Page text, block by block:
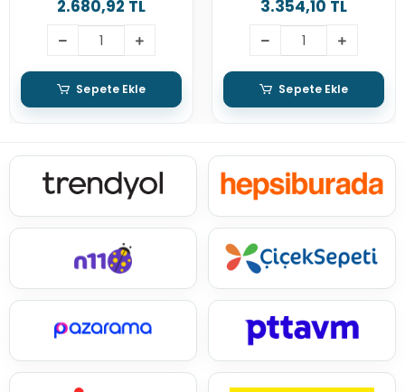
2.680,92 TL
Sepete Ekle
3.354,10 TL
Sepete Ekle